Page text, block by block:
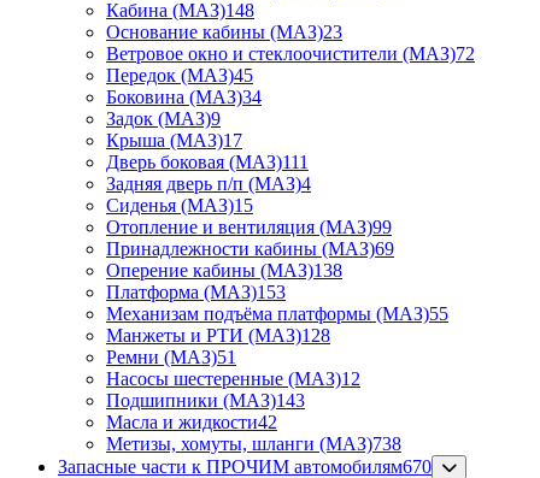
Кабина (МАЗ)148
Основание кабины (МАЗ)23
Ветровое окно и стеклоочистители (МАЗ)72
Передок (МАЗ)45
Боковина (МАЗ)34
Задок (МАЗ)9
Крыша (МАЗ)17
Дверь боковая (МАЗ)111
Задняя дверь п/п (МАЗ)4
Сиденья (МАЗ)15
Отопление и вентиляция (МАЗ)99
Принадлежности кабины (МАЗ)69
Оперение кабины (МАЗ)138
Платформа (МАЗ)153
Механизам подъёма платформы (МАЗ)55
Манжеты и РТИ (МАЗ)128
Ремни (МАЗ)51
Насосы шестеренные (МАЗ)12
Подшипники (МАЗ)143
Масла и жидкости42
Метизы, хомуты, шланги (МАЗ)738
Запасные части к ПРОЧИМ автомобилям670